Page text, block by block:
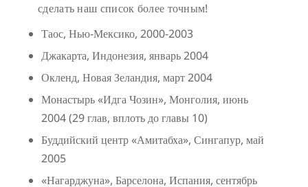
сделать наш список более точным!
Таос, Нью-Мексико, 2000-2003
Джакарта, Индонезия, январь 2004
Окленд, Новая Зеландия, март 2004
Монастырь «Идга Чозин», Монголия, июнь
2004 (29 глав, вплоть до главы 10)
Буддийский центр «Амитабха», Сингапур, май
2005
«Нагарджуна», Барселона, Испания, сентябрь